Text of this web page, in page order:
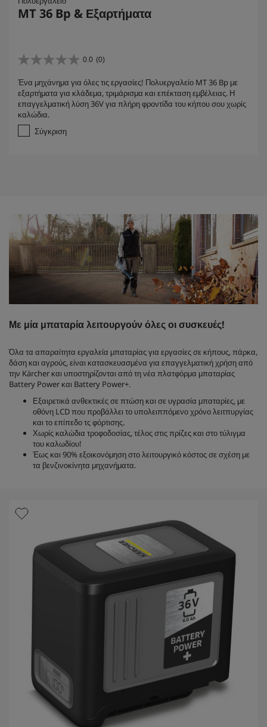
MT 36 Bp & Εξαρτήματα
0.0 (0)
0
0
α
π
ό
α
.
Ένα μηχάνημα για όλες τις εργασίες! Πολυεργαλείο MT 36 Bp με
εξαρτήματα για κλάδεμα, τριμάρισμα και επέκταση εμβέλειας. Η
επαγγελματική λύση 36V για πλήρη φροντίδα του κήπου σου χωρίς
καλώδια.
Σύγκριση
Με μία μπαταρία λειτουργούν όλες οι συσκευές!
Όλα τα απαραίτητα εργαλεία μπαταρίας για εργασίες σε κήπους, πάρκα,
δάση και αγρούς, είναι κατασκευασμένα για επαγγελματική χρήση από
την Kärcher και υποστηρίζονται από τη νέα πλατφόρμα μπαταρίας
Battery Power και Battery Power+.
Εξαιρετικά ανθεκτικές σε πτώση και σε υγρασία μπαταρίες, με
οθόνη LCD που προβάλλει το υπολειππόμενο χρόνο λειτπυργίας
και το επίπεδο τς φόρτισης.
Χωρίς καλώδια τροφοδοσίας, τέλος στις πρίζες και στο τύλιγμα
του καλωδίου!
Έως και 90% εξοικονόμηση στο λειτουργικό κόστος σε σχέση με
τα βενζινοκίνητα μηχανήματα.